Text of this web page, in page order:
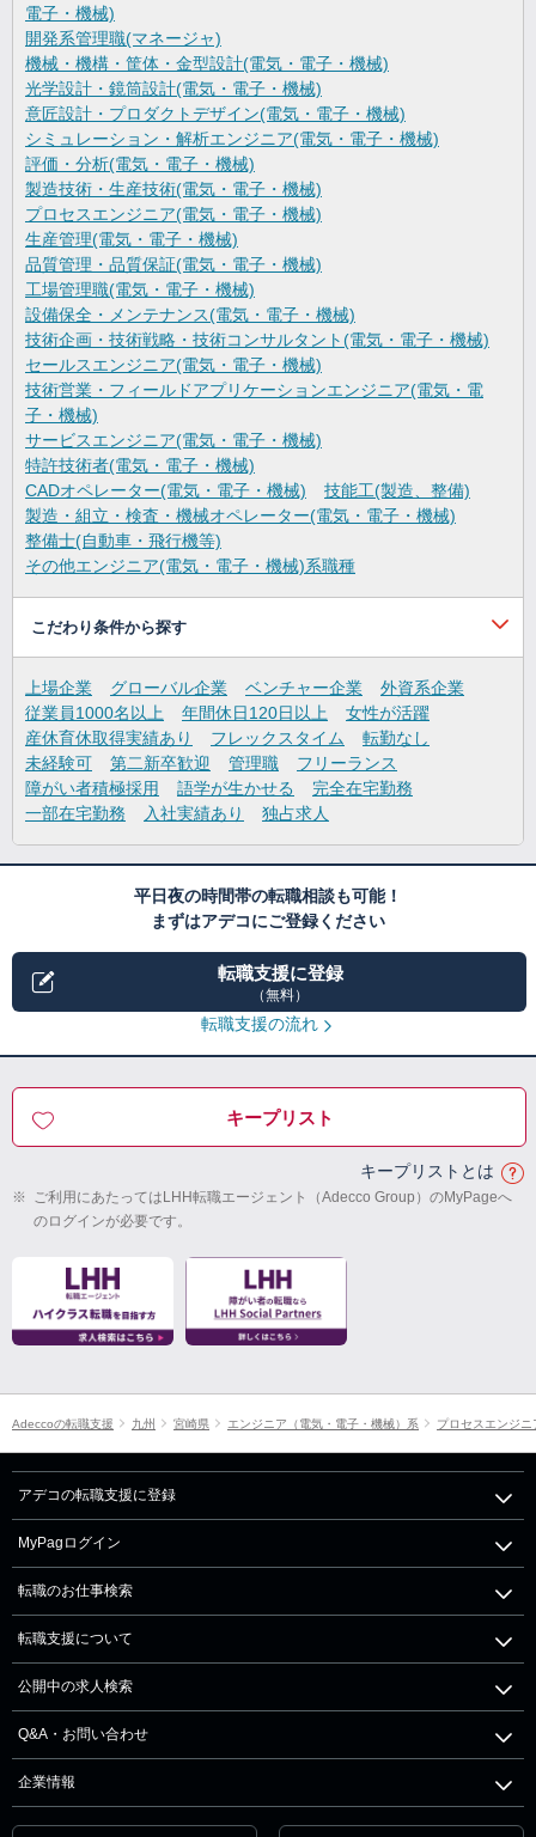
電子・機械)
開発系管理職(マネージャ)
機械・機構・筐体・金型設計(電気・電子・機械)
光学設計・鏡筒設計(電気・電子・機械)
意匠設計・プロダクトデザイン(電気・電子・機械)
シミュレーション・解析エンジニア(電気・電子・機械)
評価・分析(電気・電子・機械)
製造技術・生産技術(電気・電子・機械)
プロセスエンジニア(電気・電子・機械)
生産管理(電気・電子・機械)
品質管理・品質保証(電気・電子・機械)
工場管理職(電気・電子・機械)
設備保全・メンテナンス(電気・電子・機械)
技術企画・技術戦略・技術コンサルタント(電気・電子・機械)
セールスエンジニア(電気・電子・機械)
技術営業・フィールドアプリケーションエンジニア(電気・電
子・機械)
サービスエンジニア(電気・電子・機械)
特許技術者(電気・電子・機械)
CADオペレーター(電気・電子・機械)
技能工(製造、整備)
製造・組立・検査・機械オペレーター(電気・電子・機械)
整備士(自動車・飛行機等)
その他エンジニア(電気・電子・機械)系職種
こだわり条件から探す
上場企業 グローバル企業 ベンチャー企業
外資系企業
従業員1000名以上
年間休日120日以上
女性が活躍
産休育休取得実績あり
フレックスタイム
転勤なし
未経験可
第二新卒歓迎 管理職
フリーランス
障がい者積極採用
語学が生かせる
完全在宅勤務
一部在宅勤務
入社実績あり 独占求人
平日夜の時間帯の転職相談も可能！
まずはアデコにご登録ください
転職支援に登録
（無料）
転職支援の流れ
キープリスト
キープリストとは
※ ご利用にあたってはLHH転職エージェント（Adecco Group）のMyPageへ
のログインが必要です。
Adeccoの転職支援 九州 宮崎県 エンジニア（電気・電子・機械）系 プロセスエンジ
アデコの転職支援に登録
MyPagログイン
転職のお仕事検索
転職支援について
公開中の求人検索
Q&A・お問い合わせ
企業情報